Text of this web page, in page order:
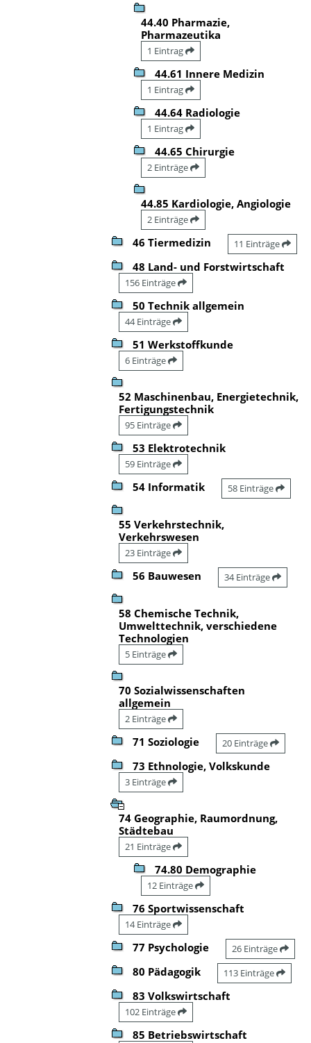
44.40 Pharmazie,
Pharmazeutika
1 Eintrag
44.61 Innere Medizin
1 Eintrag
44.64 Radiologie
1 Eintrag
44.65 Chirurgie
2 Einträge
44.85 Kardiologie, Angiologie
2 Einträge
46 Tiermedizin 11 Einträge
48 Land- und Forstwirtschaft
156 Einträge
50 Technik allgemein
44 Einträge
51 Werkstoffkunde
6 Einträge
52 Maschinenbau, Energietechnik,
Fertigungstechnik
95 Einträge
53 Elektrotechnik
59 Einträge
54 Informatik 58 Einträge
55 Verkehrstechnik,
Verkehrswesen
23 Einträge
56 Bauwesen 34 Einträge
58 Chemische Technik,
Umwelttechnik, verschiedene
Technologien
5 Einträge
70 Sozialwissenschaften
allgemein
2 Einträge
71 Soziologie 20 Einträge
73 Ethnologie, Volkskunde
3 Einträge
74 Geographie, Raumordnung,
Städtebau
21 Einträge
74.80 Demographie
12 Einträge
76 Sportwissenschaft
14 Einträge
77 Psychologie 26 Einträge
80 Pädagogik 113 Einträge
83 Volkswirtschaft
102 Einträge
85 Betriebswirtschaft